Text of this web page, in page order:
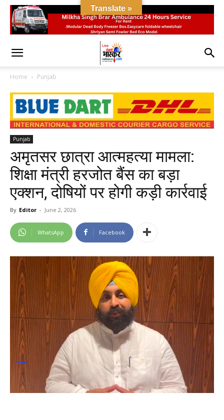
Home Punjab
Punjab
अमृतसर छात्रा आत्महत्या मामला:
शिक्षा मंत्री हरजोत बैंस का बड़ा
एक्शन, दोषियों पर होगी कड़ी कार्रवाई
By Editor - June 2, 2026
WhatsApp Facebook
Translate »